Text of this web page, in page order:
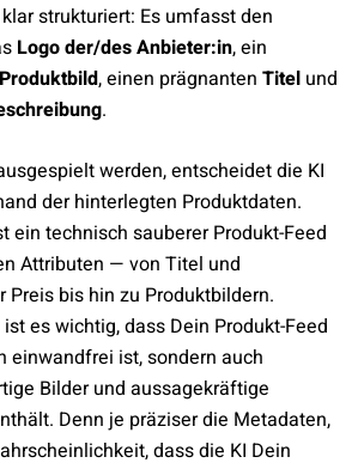
strukturiert: Es umfasst den
Logo der/des Anbieter:in, ein
Produktbild, einen prägnanten Titel und
.
werden, entscheidet die KI
der hinterlegten Produktdaten.
ein technisch sauberer Produkt-Feed
Attributen — von Titel und
Preis bis hin zu Produktbildern.
es wichtig, dass Dein Produkt-Feed
einwandfrei ist, sondern auch
Bilder und aussagekräftige
Denn je präziser die Metadaten,
dass die KI Dein